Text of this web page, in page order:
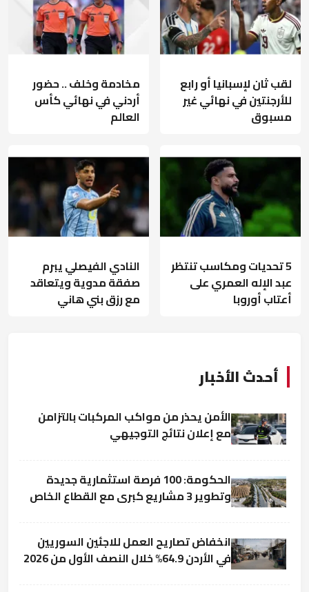
لقب ثان لإسبانيا أو رابع
للأرجنتين في نهائي غير
مسبوق
مخادمة وخلف .. حضور
أردني في نهائي كأس
العالم
5 تحديات ومكاسب تنتظر
عبد الإله العمري على
أعتاب أوروبا
النادي الفيصلي يبرم
صفقة مدوية ويتعاقد
مع رزق بني هاني
أحدث الأخبار
الأمن يحذر من مواكب المركبات بالتزامن
مع إعلان نتائج التوجيهي
الحكومة: 100 فرصة استثمارية جديدة
وتطوير 3 مشاريع كبرى مع القطاع الخاص
انخفاض تصاريح العمل للاجئين السوريين
في الأردن 64.9% خلال النصف الأول من 2026